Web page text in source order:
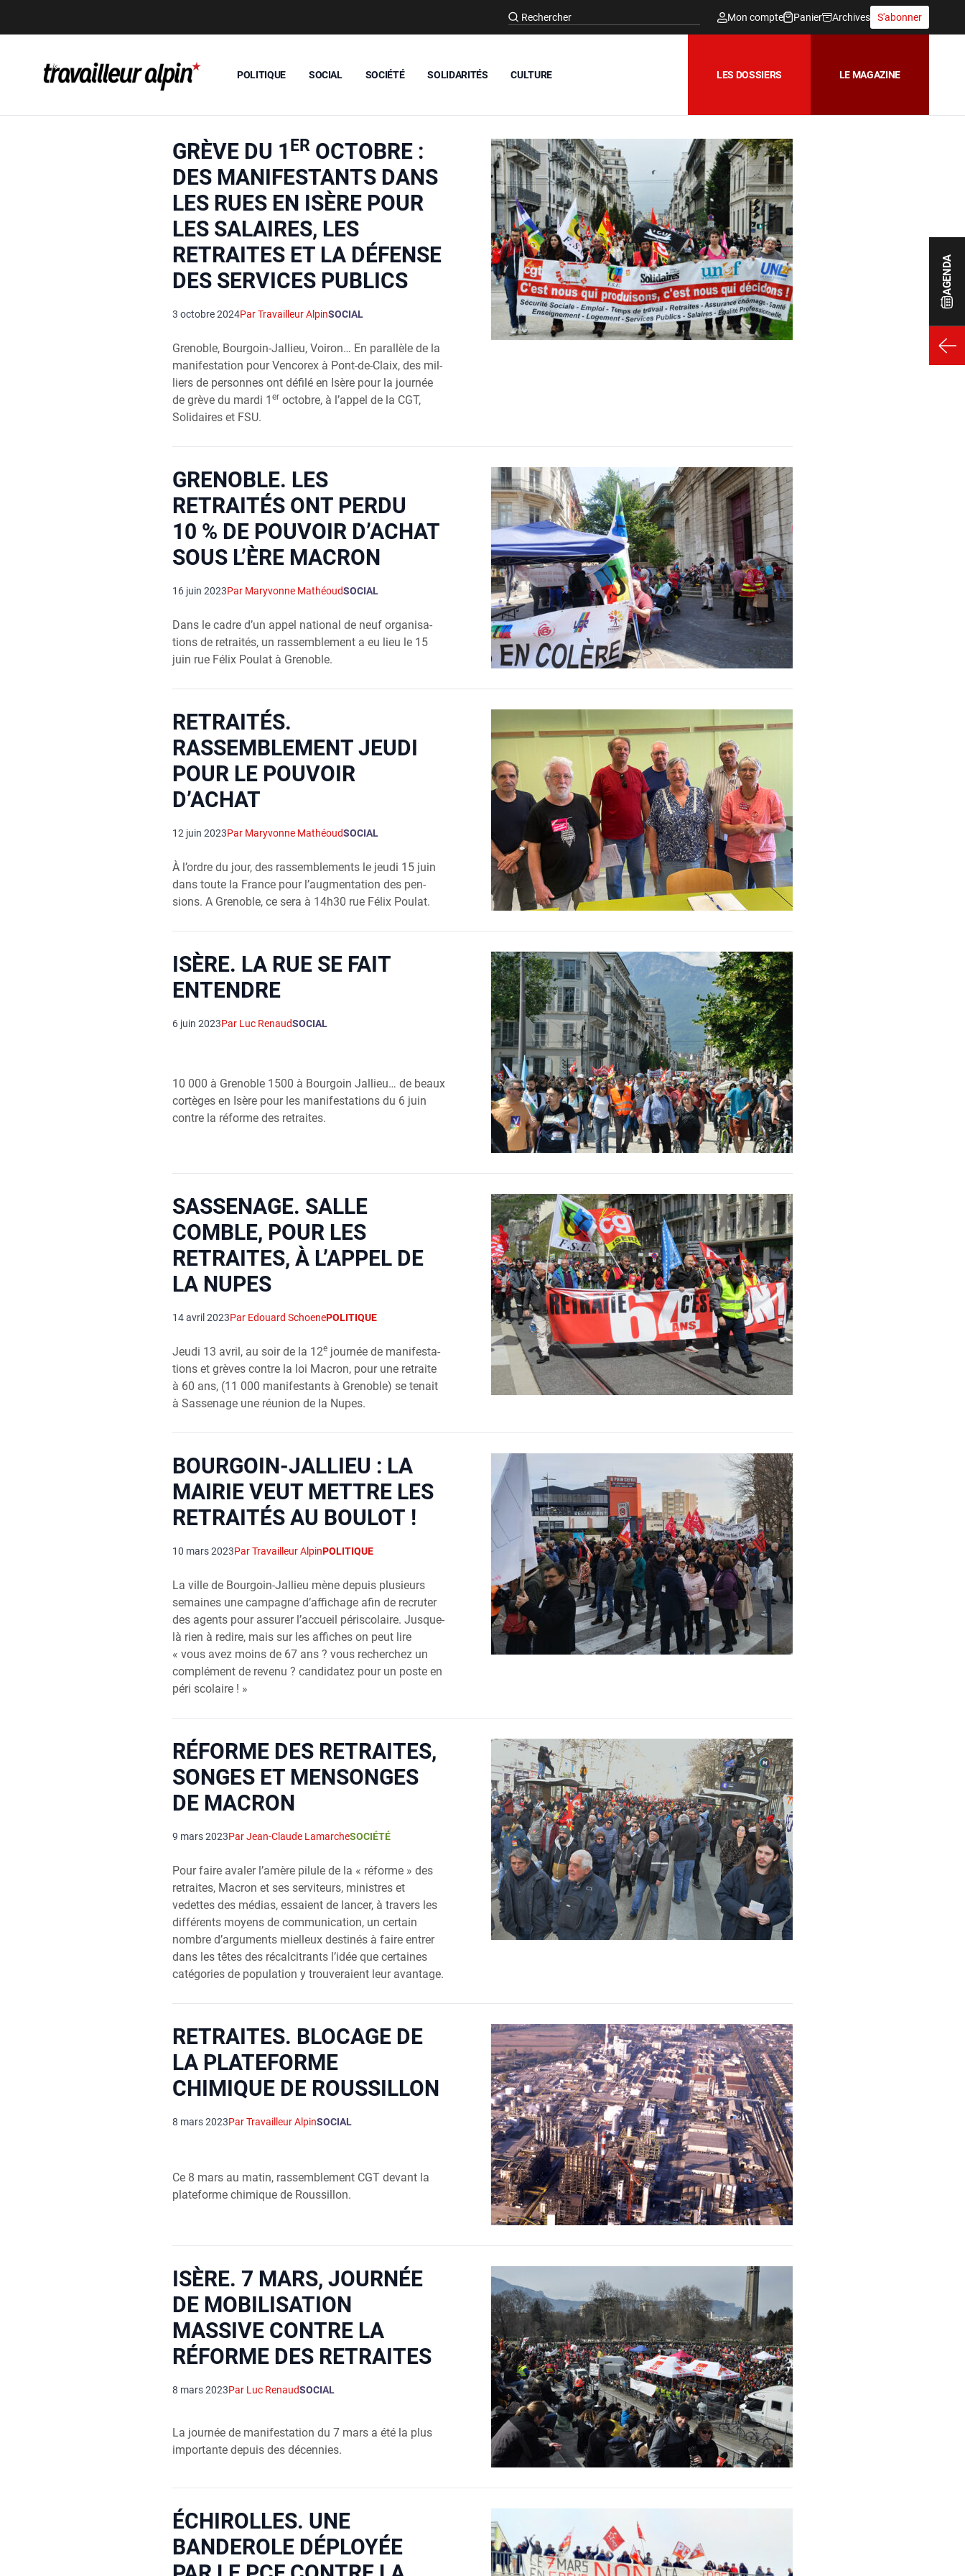
AGENDA
Mon compte Panier Archives S'abonner
POLITIQUE SOCIAL SOCIÉTÉ SOLIDARITÉS CULTURE LES DOSSIERS LE MAGAZINE
GRÈVE DU 1 ER OCTOBRE :
DES MANIFESTANTS DANS
LES RUES EN ISÈRE POUR
LES SALAIRES, LES
RETRAITES ET LA DÉFENSE
DES SERVICES PUBLICS
3 octobre 2024Par Travailleur AlpinSOCIAL
Gre­noble, Bour­goin-Jal­lieu, Voi­ron… En paral­lèle de la
mani­fes­ta­tion pour Ven­co­rex à Pont-de-Claix, des mil­
liers de per­sonnes ont défi­lé en Isère pour la jour­née
de grève du mar­di 1 er octobre, à l’ap­pel de la CGT,
Soli­daires et FSU.
GRENOBLE. LES
RETRAITÉS ONT PERDU
10 % DE POUVOIR D’ACHAT
SOUS L’ÈRE MACRON
16 juin 2023Par Maryvonne MathéoudSOCIAL
Dans le cadre d’un appel natio­nal de neuf orga­ni­sa­
tions de retrai­tés, un ras­sem­ble­ment a eu lieu le 15
juin rue Félix Pou­lat à Gre­noble.
RETRAITÉS.
RASSEMBLEMENT JEUDI
POUR LE POUVOIR
D’ACHAT
12 juin 2023Par Maryvonne MathéoudSOCIAL
À l’ordre du jour, des ras­sem­ble­ments le jeu­di 15 juin
dans toute la France pour l’augmentation des pen­
sions. A Gre­noble, ce sera à 14h30 rue Félix Pou­lat.
ISÈRE. LA RUE SE FAIT
ENTENDRE
6 juin 2023Par Luc RenaudSOCIAL
10 000 à Gre­noble 1500 à Bour­goin Jal­lieu… de beaux
cor­tèges en Isère pour les mani­fes­ta­tions du 6 juin
contre la réforme des retraites.
SASSENAGE. SALLE
COMBLE, POUR LES
RETRAITES, À L’APPEL DE
LA NUPES
14 avril 2023Par Edouard SchoenePOLITIQUE
Jeu­di 13 avril, au soir de la 12e jour­née de mani­fes­ta­
tions et grèves contre la loi Macron, pour une retraite
à 60 ans, (11 000 mani­fes­tants à Gre­noble) se tenait
à Sas­se­nage une réunion de la Nupes.
BOURGOIN-JALLIEU : LA
MAIRIE VEUT METTRE LES
RETRAITÉS AU BOULOT !
10 mars 2023Par Travailleur AlpinPOLITIQUE
La ville de Bour­goin-Jal­lieu mène depuis plu­sieurs
semaines une cam­pagne d’affichage afin de recru­ter
des agents pour assu­rer l’accueil péri­sco­laire. Jusque-
là rien à redire, mais sur les affiches on peut lire
« vous avez moins de 67 ans ? vous recher­chez un
com­plé­ment de reve­nu ? can­di­da­tez pour un poste en
péri sco­laire ! »
RÉFORME DES RETRAITES,
SONGES ET MENSONGES
DE MACRON
9 mars 2023Par Jean-Claude LamarcheSOCIÉTÉ
Pour faire ava­ler l’amère pilule de la « réforme » des
retraites, Macron et ses ser­vi­teurs, ministres et
vedettes des médias, essaient de lan­cer, à tra­vers les
dif­fé­rents moyens de com­mu­ni­ca­tion, un cer­tain
nombre d’arguments miel­leux des­ti­nés à faire entrer
dans les têtes des récal­ci­trants l’idée que cer­taines
caté­go­ries de popu­la­tion y trou­ve­raient leur avan­tage.
RETRAITES. BLOCAGE DE
LA PLATEFORME
CHIMIQUE DE ROUSSILLON
8 mars 2023Par Travailleur AlpinSOCIAL
Ce 8 mars au matin, rassemblement CGT devant la
plateforme chimique de Roussillon.
ISÈRE. 7 MARS, JOURNÉE
DE MOBILISATION
MASSIVE CONTRE LA
RÉFORME DES RETRAITES
8 mars 2023Par Luc RenaudSOCIAL
La jour­née de mani­fes­ta­tion du 7 mars a été la plus
impor­tante depuis des décen­nies.
ÉCHIROLLES. UNE
BANDEROLE DÉPLOYÉE